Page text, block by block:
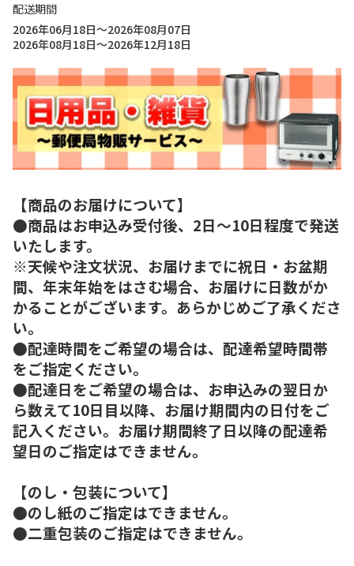
配送期間
2026年06月18日～2026年08月07日
2026年08月18日～2026年12月18日
【商品のお届けについて】
●商品はお申込み受付後、2日～10日程度で発送
いたします。
※天候や注文状況、お届けまでに祝日・お盆期
間、年末年始をはさむ場合、お届けに日数がか
かることがございます。あらかじめご了承くださ
い。
●配達時間をご希望の場合は、配達希望時間帯
をご指定ください。
●配達日をご希望の場合は、お申込みの翌日か
ら数えて10日目以降、お届け期間内の日付をご
記入ください。お届け期間終了日以降の配達希
望日のご指定はできません。
【のし・包装について】
●のし紙のご指定はできません。
●二重包装のご指定はできません。